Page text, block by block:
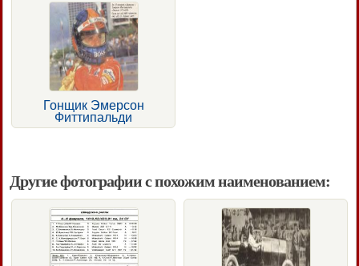
Гонщик Эмерсон
Фиттипальди
Другие фотографии с похожим наименованием: